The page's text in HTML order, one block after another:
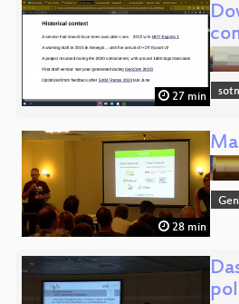
27 min
28 min